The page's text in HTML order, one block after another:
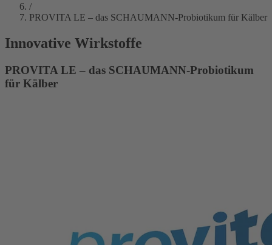
/
PROVITA LE – das SCHAUMANN-Probiotikum für Kälber
Innovative Wirkstoffe
PROVITA LE – das SCHAUMANN-Probiotikum
für Kälber